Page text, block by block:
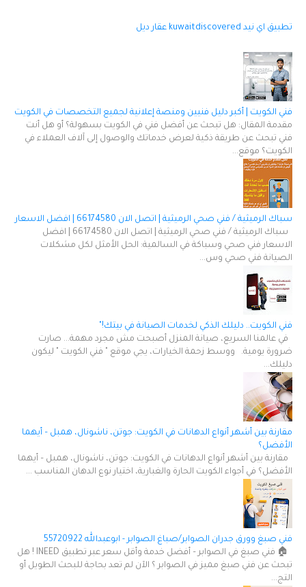
تطبيق اي نيد kuwaitdiscovered عقار ديل
فني الكويت | أكبر دليل فنيين ومنصة إعلانية لجميع التخصصات في الكويت
مقدمة المقال: هل تبحث عن أفضل فني في الكويت بسهولة؟ أو هل أنت
فني تبحث عن طريقة ذكية لعرض خدماتك والوصول إلى آلاف العملاء في
الكويت؟ موقع...
سباك الرميثية / فني صحي الرميثية | اتصل الان 66174580 | افضل الاسعار
سباك الرميثية / فني صحي الرميثية | اتصل الان 66174580 | افضل
الاسعار فني صحي وسباكة في السالمية: الحل الأمثل لكل مشكلات
الصيانة فني صحي وس...
فني الكويت.. دليلك الذكي لخدمات الصيانة في بيتك!"
في عالمنا السريع، صيانة المنزل أصبحت مش مجرد مهمة... صارت
ضرورة يومية. ووسط زحمة الخيارات، يجي موقع " فني الكويت " ليكون
دليلك...
مقارنة بين أشهر أنواع الدهانات في الكويت: جوتن، ناشونال، همبل – أيهما
الأفضل؟
مقارنة بين أشهر أنواع الدهانات في الكويت: جوتن، ناشونال، همبل – أيهما
الأفضل؟ في أجواء الكويت الحارة والغبارية، اختيار نوع الدهان المناسب ...
فني صبغ وورق جدران الصوابر/صباغ الصوابر - ابوعبدالله 55720922
🏠 فني صبغ في الصوابر – أفضل خدمة وأقل سعر عبر تطبيق INEED ! هل
تبحث عن فني صبغ مميز في الصوابر ؟ الآن لم تعد بحاجة للبحث الطويل أو
التج...